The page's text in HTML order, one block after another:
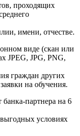
проходящих
имени, отчестве.
виде (скан или
JPEG, JPG, PNG,
граждан других
на обучения.
партнера на 6
условиях